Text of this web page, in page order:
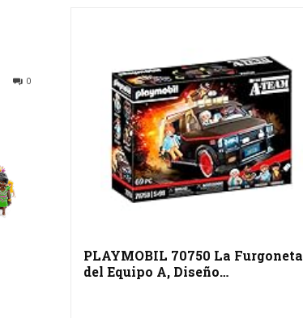
0
PLAYMOBIL 70750 La Furgoneta
del Equipo A, Diseño…